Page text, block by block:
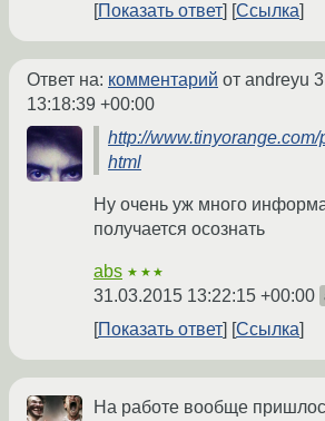
Показать ответ
Ссылка
Ответ на: комментарий от andreyu
13:18:39 +00:00
http://
html
Ну очень уж много
получается осознать
abs ★★★
31.03.2015 13:22:15 +00:00
Показать ответ Ссылка
На работе вообще